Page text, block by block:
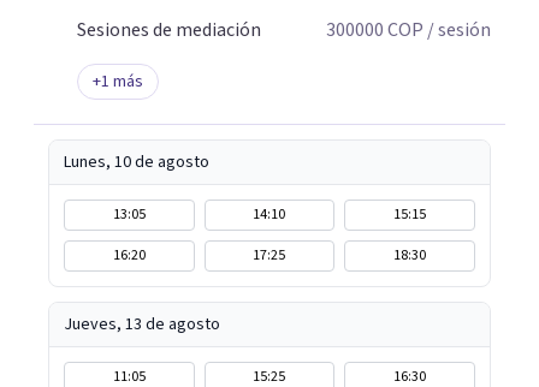
Sesiones de mediación
300000COP / sesión
+1 más
Lunes, 10 de agosto
13:05 14:10
15:15
16:20
17:25 18:30
Jueves, 13 de agosto
11:05 15:25
16:30